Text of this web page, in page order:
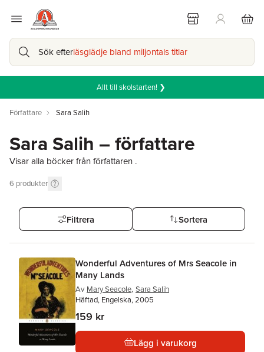
Sök efterläsglädje bland miljontals titlar
Allt till skolstarten! ❯
Författare Sara Salih
Sara Salih – författare
Visar alla böcker från författaren .
6 produkter
Filtrera Sortera
Wonderful Adventures of Mrs Seacole in
Many Lands
Av Mary Seacole, Sara Salih
Häftad, Engelska, 2005
159 kr
Lägg i varukorg